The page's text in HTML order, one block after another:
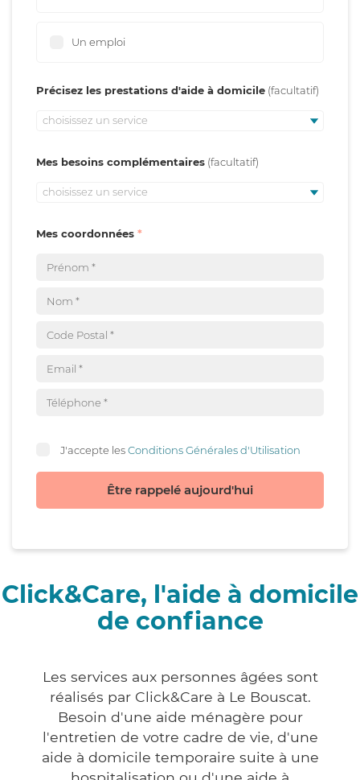
Un emploi
Précisez les prestations d'aide à domicile
choisissez un service
Mes besoins complémentaires
choisissez un service
Mes coordonnées
J'accepte lesConditions Générales d'Utilisation
Être rappelé aujourd'hui
Click&Care, l'aide à domicile
de confiance
Les services aux personnes âgées sont
réalisés par Click&Care à Le Bouscat.
Besoin d'une aide ménagère pour
l'entretien de votre cadre de vie, d'une
aide à domicile temporaire suite à une